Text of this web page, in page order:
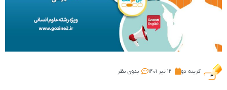
گزینه دو ۱۲ تیر ۱۴۰۱ بدون نظر